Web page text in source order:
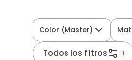
Color (Master)
Todos los filtros 1